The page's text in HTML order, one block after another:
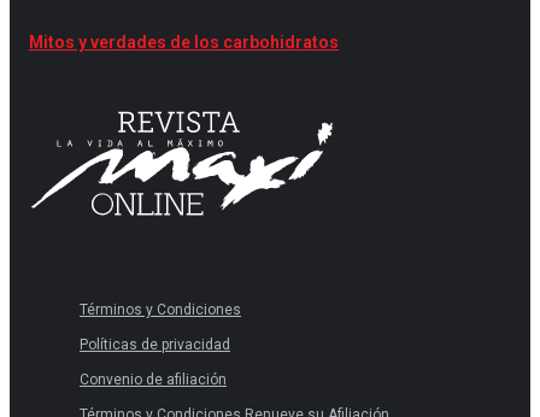
Mitos y verdades de los carbohidratos
Términos y Condiciones
Políticas de privacidad
Convenio de afiliación